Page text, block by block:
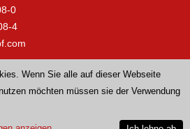
0
4
Wenn Sie alle auf dieser Webseite
möchten müssen sie der Verwendung